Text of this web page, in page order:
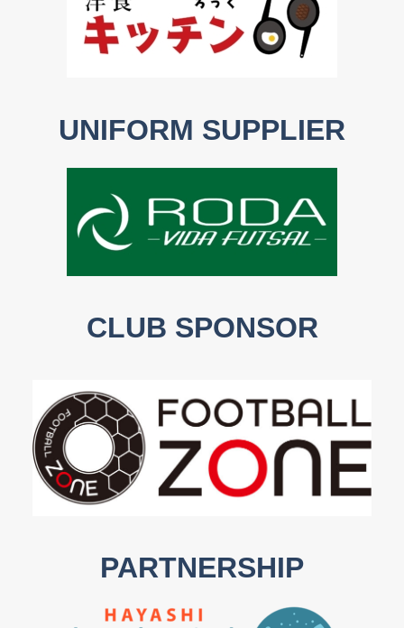
UNIFORM SUPPLIER
CLUB SPONSOR
PARTNERSHIP